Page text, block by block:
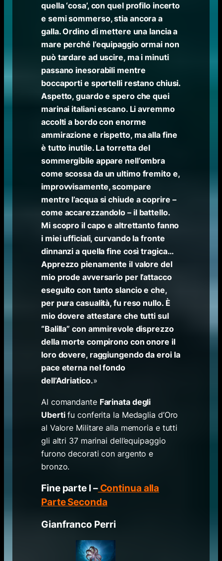
quella ‘cosa’, con quel profilo incerto
e semi sommerso, stia ancora a
galla. Ordino di mettere una lancia a
mare perché l’equipaggio ormai non
può tardare ad uscire, ma i minuti
passano inesorabili mentre
boccaporti e sportelli restano chiusi.
Aspetto, guardo e spero che quei
marinai italiani escano. Li avremmo
accolti a bordo con enorme
ammirazione e rispetto, ma alla fine
è tutto inutile. La torretta del
sommergibile appare nell’ombra
come scossa da un ultimo fremito e,
improvvisamente, scompare
mentre l’acqua si chiude a coprire –
come accarezzandolo – il battello.
Mi scopro il capo e altrettanto fanno
i miei ufficiali, curvando la fronte
dinnanzi a quella fine così tragica…
Apprezzo pienamente il valore del
mio prode avversario per l’attacco
eseguito con tanto slancio e che,
per pura casualità, fu reso nullo. È
mio dovere attestare che tutti sul
“Balilla” con ammirevole disprezzo
della morte compirono con onore il
loro dovere, raggiungendo da eroi la
pace eterna nel fondo
dell’Adriatico.»
Al comandante Farinata degli
Ubertifu conferita la Medaglia d’Oro
al Valore Militare alla memoria e tutti
gli altri 37 marinai dell’equipaggio
furono decorati con argento e
bronzo.
Fine parte I –Continua alla
Parte Seconda
Gianfranco Perri